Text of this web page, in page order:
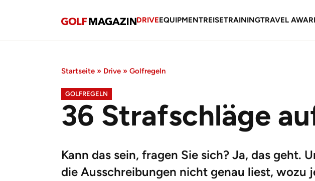
DRIVEEQUIPMENTREISETRAININGTRAVEL
Startseite » Drive » Golfregeln
GOLFREGELN
36 Strafschläge
Kann das sein, fragen Sie sich? Ja, das geht.
die Ausschreibungen nicht genau liest, wozu